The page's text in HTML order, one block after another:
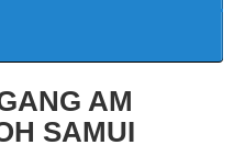
AM
SAMUI